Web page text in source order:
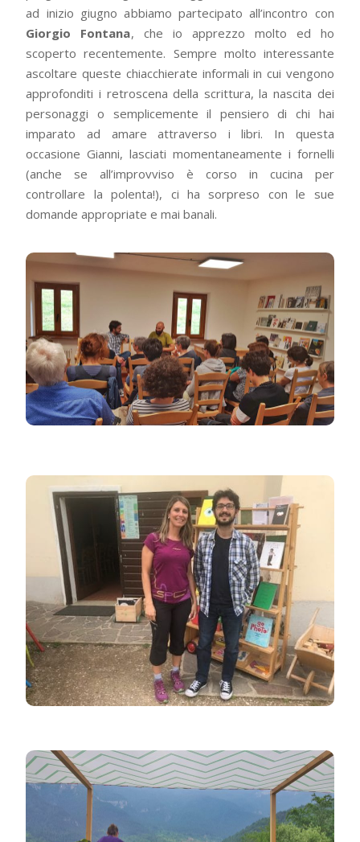
ad inizio giugno abbiamo partecipato all’incontro con
Giorgio Fontana, che io apprezzo molto ed ho
scoperto recentemente. Sempre molto interessante
ascoltare queste chiacchierate informali in cui vengono
approfonditi i retroscena della scrittura, la nascita dei
personaggi o semplicemente il pensiero di chi hai
imparato ad amare attraverso i libri. In questa
occasione Gianni, lasciati momentaneamente i fornelli
(anche se all’improvviso è corso in cucina per
controllare la polenta!), ci ha sorpreso con le sue
domande appropriate e mai banali.